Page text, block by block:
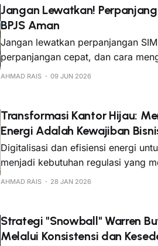
Jangan Lewatkan!
BPJS Aman
Jangan lewatkan perpanjangan
perpanjangan cepat, dan cara
KTP dengan aman menggunakan
AHMAD RAIS 09 JUN 2026
Transformasi Kantor Hijau:
Energi Adalah Kewajiban
Digitalisasi dan efisiensi energi
menjadi kebutuhan regulasi yang
AHMAD RAIS 28 JAN 2026
Strategi "Snowball" Warren
Melalui Konsistensi dan